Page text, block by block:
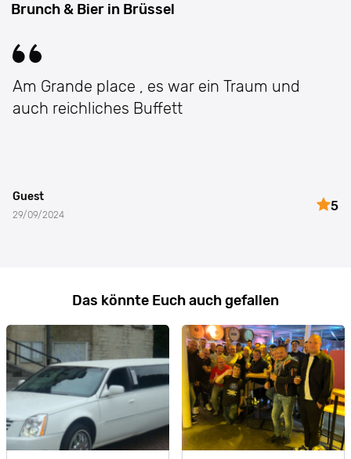
Brunch & Bier in Brüssel
Am Grande place , es war ein Traum und
auch reichliches Buffett
Guest
29/09/2024
5
Das könnte Euch auch gefallen